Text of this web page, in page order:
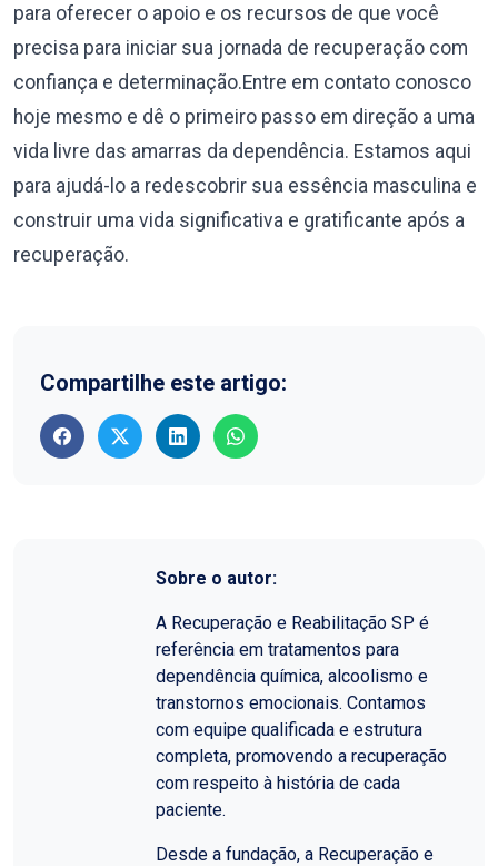
para oferecer o apoio e os recursos de que você
precisa para iniciar sua jornada de recuperação com
confiança e determinação.Entre em contato conosco
hoje mesmo e dê o primeiro passo em direção a uma
vida livre das amarras da dependência. Estamos aqui
para ajudá-lo a redescobrir sua essência masculina e
construir uma vida significativa e gratificante após a
recuperação.
Compartilhe este artigo:
Sobre o autor:
A Recuperação e Reabilitação SP é
referência em tratamentos para
dependência química, alcoolismo e
transtornos emocionais. Contamos
com equipe qualificada e estrutura
completa, promovendo a recuperação
com respeito à história de cada
paciente.
Desde a fundação, a Recuperação e